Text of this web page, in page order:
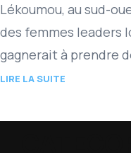
Lékoumou, au sud-
des femmes leaders
gagnerait à prendre
renforcer l’effectivité…
LIRE LA SUITE